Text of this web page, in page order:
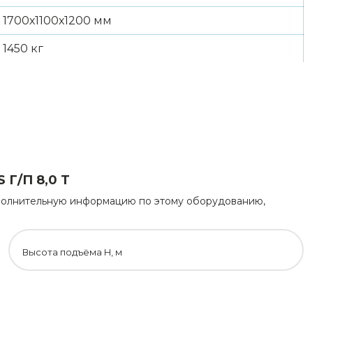
1700х1100х1200 мм
1450 кг
Г/П 8,0 Т
информацию по этому оборудованию,
Высота подъёма H, м